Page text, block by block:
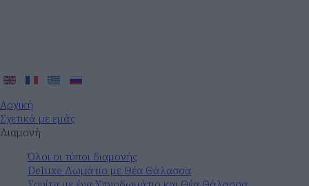
Αρχική
Σχετικά με εμάς
Διαμονή
Όλοι οι τύποι διαμονής
Deluxe Δωμάτιο με Θέα Θάλασσα